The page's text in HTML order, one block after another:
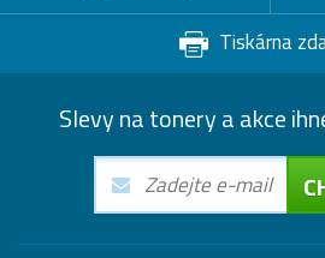
Tiskárna
Slevy na tonery a akce